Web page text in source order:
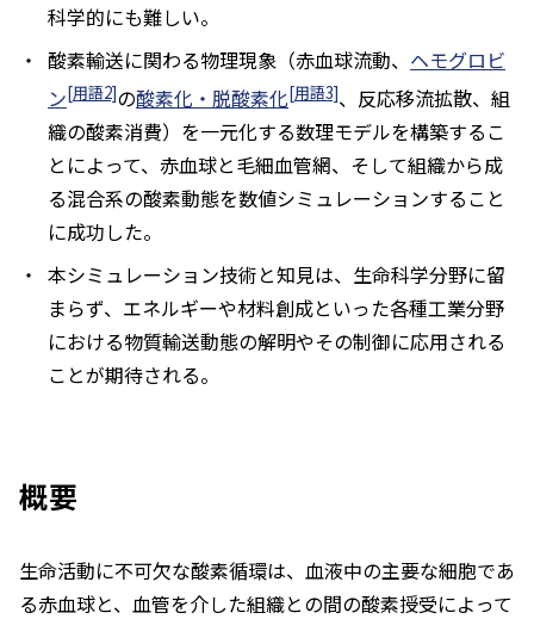
科学的にも難しい。
酸素輸送に関わる物理現象（赤血球流動、 ヘモグロビ
ン[用語2]の酸素化・脱酸素化[用語3]、反応移流拡散、組
織の酸素消費）を一元化する数理モデルを構築するこ
とによって、赤血球と毛細血管網、そして組織から成
る混合系の酸素動態を数値シミュレーションすること
に成功した。
本シミュレーション技術と知見は、生命科学分野に留
まらず、エネルギーや材料創成といった各種工業分野
における物質輸送動態の解明やその制御に応用される
ことが期待される。
概要
生命活動に不可欠な酸素循環は、血液中の主要な細胞であ
る赤血球と、血管を介した組織との間の酸素授受によって